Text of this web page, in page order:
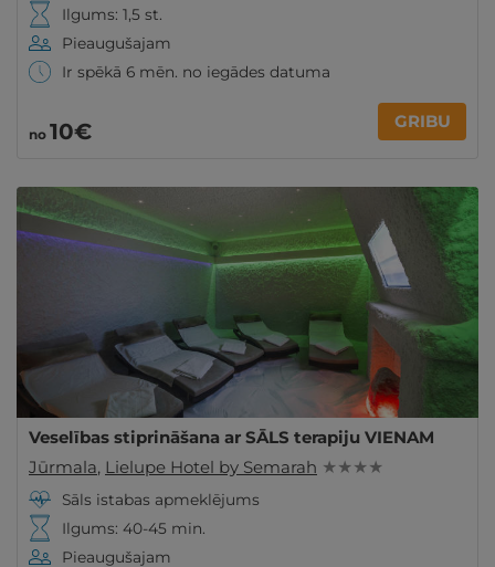
Ilgums: 1,5 st.
Pieaugušajam
Ir spēkā 6 mēn. no iegādes datuma
no 10€ GRIBU
Veselības stiprināšana ar SĀLS terapiju VIENAM
Jūrmala, Lielupe Hotel by Semarah ★ ★ ★ ★
Sāls istabas apmeklējums
Ilgums: 40-45 min.
Pieaugušajam